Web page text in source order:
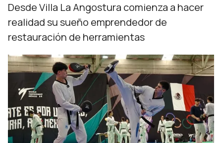
Desde Villa La Angostura comienza a hacer
realidad su sueño emprendedor de
restauración de herramientas